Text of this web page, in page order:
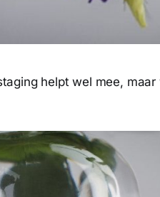
helpt wel mee,